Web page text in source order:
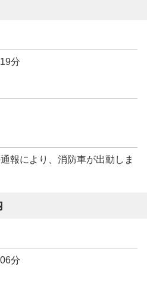
分
報により、消防車が出動しま
分